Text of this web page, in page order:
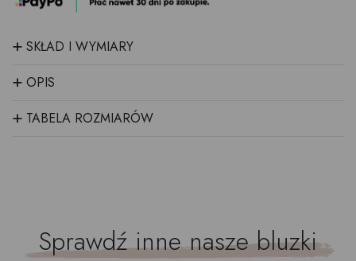
+ SKŁAD I WYMIARY
+ OPIS
+ TABELA ROZMIARÓW
Sprawdź inne naszebluzki